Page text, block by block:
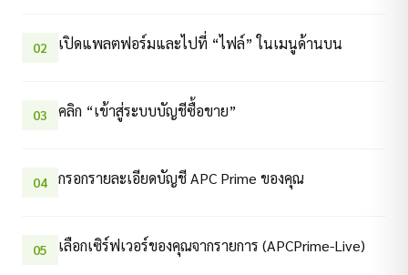
02 เปิดแพลตฟอร์มและไปที่ “ไฟล์” ในเมนูด้านบน
03 คลิก “เข้าสู่ระบบบัญชีซื้อขาย”
04 กรอกรายละเอียดบัญชี APC Prime ของคุณ
05 เลือกเซิร์ฟเวอร์ของคุณจากรายการ (APCPrime-Live)